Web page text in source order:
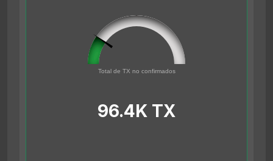
Total de TX no confirmados500000
96.4K TX